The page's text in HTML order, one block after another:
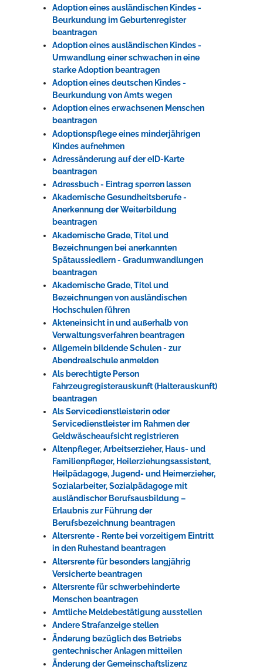
Adoption eines ausländischen Kindes -
Beurkundung im Geburtenregister
beantragen
Adoption eines ausländischen Kindes -
Umwandlung einer schwachen in eine
starke Adoption beantragen
Adoption eines deutschen Kindes -
Beurkundung von Amts wegen
Adoption eines erwachsenen Menschen
beantragen
Adoptionspflege eines minderjährigen
Kindes aufnehmen
Adressänderung auf der eID-Karte
beantragen
Adressbuch - Eintrag sperren lassen
Akademische Gesundheitsberufe -
Anerkennung der Weiterbildung
beantragen
Akademische Grade, Titel und
Bezeichnungen bei anerkannten
Spätaussiedlern - Gradumwandlungen
beantragen
Akademische Grade, Titel und
Bezeichnungen von ausländischen
Hochschulen führen
Akteneinsicht in und außerhalb von
Verwaltungsverfahren beantragen
Allgemein bildende Schulen - zur
Abendrealschule anmelden
Als berechtigte Person
Fahrzeugregisterauskunft (Halterauskunft)
beantragen
Als Servicedienstleisterin oder
Servicedienstleister im Rahmen der
Geldwäscheaufsicht registrieren
Altenpfleger, Arbeitserzieher, Haus- und
Familienpfleger, Heilerziehungsassistent,
Heilpädagoge, Jugend- und Heimerzieher,
Sozialarbeiter, Sozialpädagoge mit
ausländischer Berufsausbildung –
Erlaubnis zur Führung der
Berufsbezeichnung beantragen
Altersrente - Rente bei vorzeitigem Eintritt
in den Ruhestand beantragen
Altersrente für besonders langjährig
Versicherte beantragen
Altersrente für schwerbehinderte
Menschen beantragen
Amtliche Meldebestätigung ausstellen
Andere Strafanzeige stellen
Änderung bezüglich des Betriebs
gentechnischer Anlagen mitteilen
Änderung der Gemeinschaftslizenz